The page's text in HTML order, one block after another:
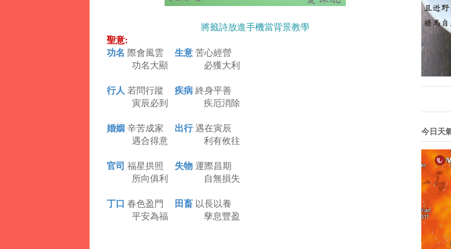
將籤詩放進手機當背景教學
聖意:
功名 際會風雲 生意 苦心經營
功名大顯 必獲大利
行人 若問行蹤 疾病 終身平善
寅辰必到 疾厄消除
婚姻 辛苦成家 出行遇在寅辰
遇合得意 利有攸往
官司 福星拱照 失物 運際昌期
所向俱利 自無損失
丁口 春色盈門 田畜 以長以養
平安為福 孳息豐盈
今日天